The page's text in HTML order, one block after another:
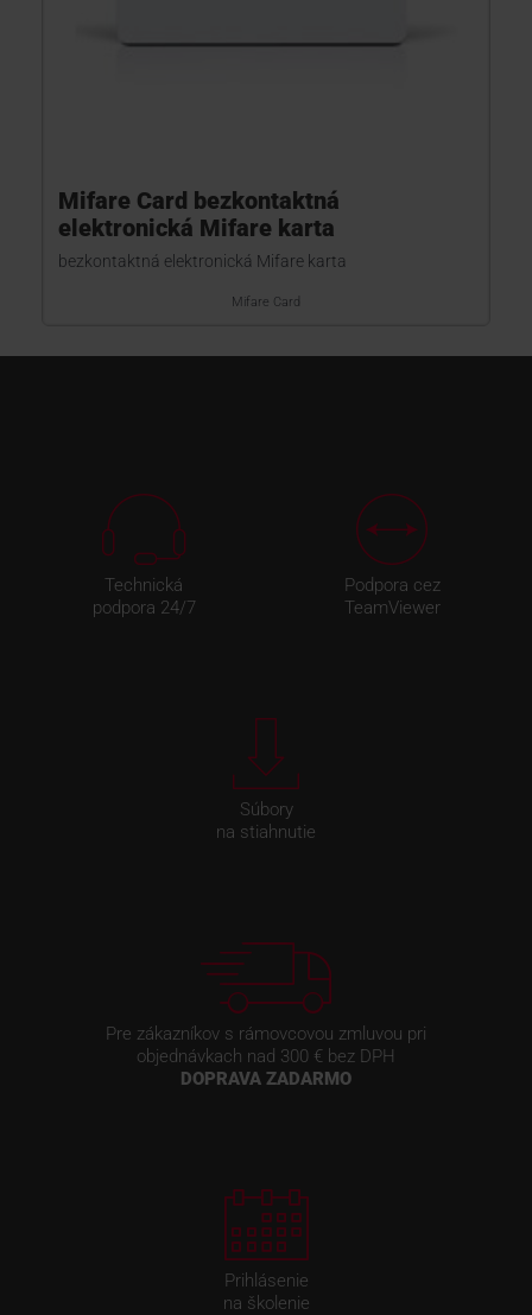
Mifare Card bezkontaktná
elektronická Mifare karta
bezkontaktná elektronická Mifare karta
Mifare Card
Technická
podpora 24/7
Podpora cez
TeamViewer
Súbory
na stiahnutie
Pre zákazníkov s rámovcovou zmluvou pri
objednávkach nad 300 € bez DPH
DOPRAVA ZADARMO
Prihlásenie
na školenie